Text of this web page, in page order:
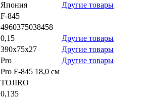
Япония
Другие товары
F-845
4960375038458
0,15
Другие товары
390x75x27
Другие товары
Pro
Другие товары
Pro F-845 18,0 см
TOJIRO
0,135